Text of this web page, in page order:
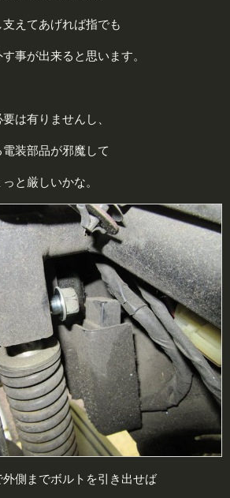
えてあげれば指でも
事が出来ると思います。
は有りませんし、
装部品が邪魔して
と厳しいかな。
側までボルトを引き出せば